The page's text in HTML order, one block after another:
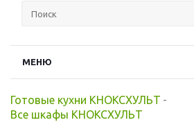
МЕНЮ
Готовые кухни КНОКСХУЛЬТ -
Все шкафы КНОКСХУЛЬТ